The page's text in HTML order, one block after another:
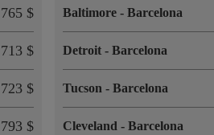
765 $
713 $
723 $
793 $
Baltimore-Barcelona
Detroit-Barcelona
Tucson-Barcelona
Cleveland-Barcelona